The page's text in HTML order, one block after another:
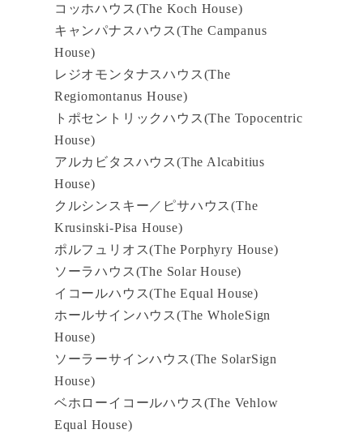
コッホハウス(The Koch House)
キャンパナスハウス(The Campanus
House)
レジオモンタナスハウス(The
Regiomontanus House)
トポセントリックハウス(The Topocentric
House)
アルカビタスハウス(The Alcabitius
House)
クルシンスキー／ピサハウス(The
Krusinski-Pisa House)
ポルフュリオス(The Porphyry House)
ソーラハウス(The Solar House)
イコールハウス(The Equal House)
ホールサインハウス(The WholeSign
House)
ソーラーサインハウス(The SolarSign
House)
ベホローイコールハウス(The Vehlow
Equal House)